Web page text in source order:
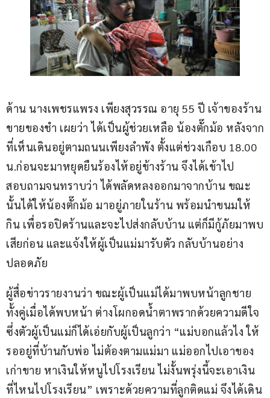
ด้าน นางเพชรแพรง เพียงสุวรรณ อายุ 55 ปี เจ้าของร้าน
ขายของชำ เผยว่า ได้เป็นผู้ช่วยเหลือ น้องตั๊กม้อ หลังจาก
ที่เห็นเดินอยู่ตามถนนเพียงลำพัง ตั้งแต่ช่วงเกือบ 18.00
น.ก่อนจะมาหยุดยืนร้องไห้อยู่ข้างร้าน จึงได้เข้าไป
สอบถามจนทราบว่า ได้พลัดหลงออกมาจากบ้าน ขณะ
นั้นได้ให้น้องตั๊กม้อ มาอยู่ภายในร้าน พร้อมนำขนมให้
กิน เพื่อรอปิดร้านและจะไปส่งกลับบ้าน แต่ก็มีกู้ภัยมาพบ
เสียก่อน และแจ้งให้ผู้เป็นแม่มารับตัว กลับบ้านอย่าง
ปลอดภัย
ผู้สื่อข่าวรายงานว่า ขณะผู้เป็นแม่ได้มาพบหน้าลูกชาย
ทั้งคู่เมื่อได้พบหน้า ต่างโผกอดน้ำตาพรากด้วยความดีใจ
ซึ่งตัวผู้เป็นแม่ก็ได้เอ่ยกับผู้เป็นลูกว่า “แม่บอกแล้วไง ให้
รออยู่ที่บ้านกับพ่อ ไม่ต้องตามแม่มา แม่ออกไปเอาของ
เก่าขาย หาเงินให้หนูไปโรงเรียน ไม่งั้นพรุ่งนี้จะเอาเงิน
ที่ไหนไปโรงเรียน” เพราะด้วยความที่ลูกติดแม่ จึงได้เดิน